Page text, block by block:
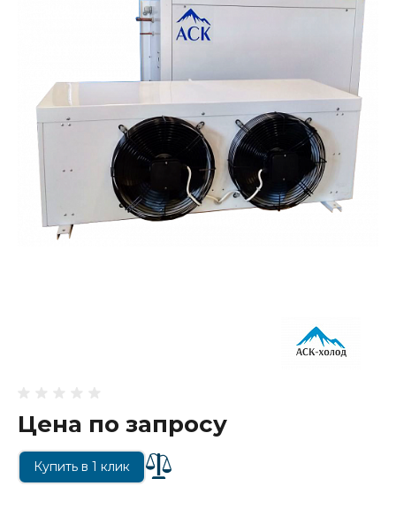
Цена по запросу
Купить в 1 клик